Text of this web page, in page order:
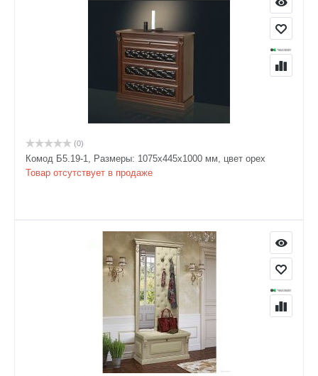
(0)
Комод Б5.19-1, Размеры: 1075х445х1000 мм, цвет орех
Товар отсутствует в продаже